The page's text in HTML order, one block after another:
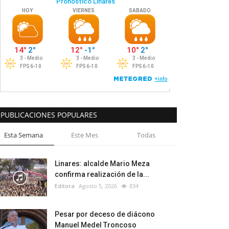
PUBLICACIONES POPULARES
Esta Semana Este Mes Todas
Linares: alcalde Mario Meza
confirma realización de la...
Editora Agosto 5, 2026 834
Pesar por deceso de diácono
Manuel Medel Troncoso